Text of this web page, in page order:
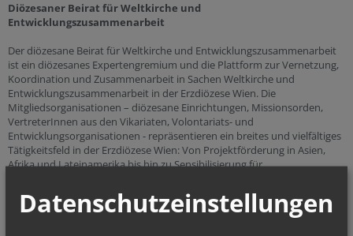
Diözesaner Beirat für Weltkirche und
Entwicklungszusammenarbeit
Der diözesane Beirat für Weltkirche und Entwicklungszusammenarbeit
ist ein diözesanes Expertengremium und die Plattform zur Vernetzung,
Koordination und Zusammenarbeit in Sachen Weltkirche und
Entwicklungszusammenarbeit in der Erzdiözese Wien. Die
Mitgliedsorganisationen – diözesane Einrichtungen, Missionsorden,
VertreterInnen aus den Vikariaten, Volontariats- und
Entwicklungsorganisationen - repräsentieren ein breites und vielfältiges
Tätigkeitsfeld in der Erzdiözese Wien: Von Projektförderung in Asien,
Afrika und Lateinamerika bis hin zu Sensibilisierung für
Handlungen in der „Sorge für das gemeinsame Haus”.
Datenschutzeinstellungen